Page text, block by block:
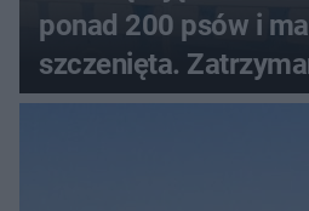
ponad 200 psów i
szczenięta.